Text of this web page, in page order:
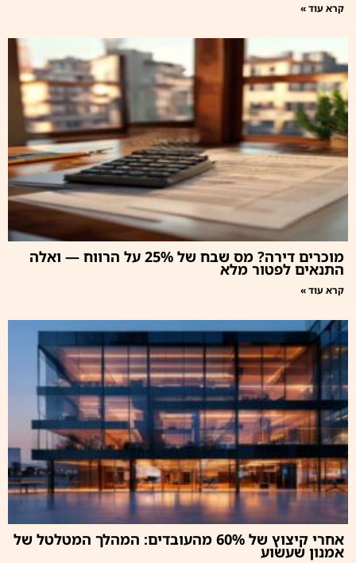
קרא עוד »
מוכרים דירה? מס שבח של 25% על הרווח — ואלה
התנאים לפטור מלא
קרא עוד »
אחרי קיצוץ של 60% מהעובדים: המהלך המטלטל של
אמנון שעשוע